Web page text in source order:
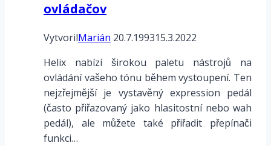
ovládačov
VytvorilMarián 20.7.199315.3.2022
Helix nabízí širokou paletu nástrojů na
ovládání vašeho tónu během vystoupení. Ten
nejzřejmější je vystavěný expression pedál
(často přiřazovaný jako hlasitostní nebo wah
pedál), ale můžete také přiřadit přepínači
funkci…